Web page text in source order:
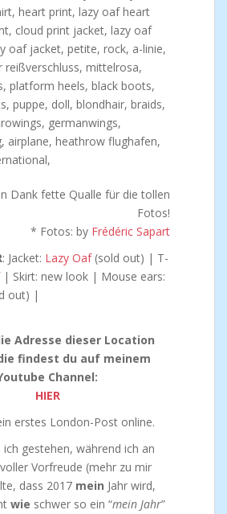
Dank fette Qualle für die tollen
Fotos!
* Fotos: by Frédéric Sapart
: Jacket: Lazy Oaf (sold out) | T-
| Skirt: new look | Mouse ears:
out) |
Adresse dieser Location
findest du auf meinem
Channel:
HIER
erstes London-Post online.
gestehen, während ich an
Vorfreude (mehr zu mir
dass 2017 mein Jahr wird,
wie schwer so ein “mein Jahr”